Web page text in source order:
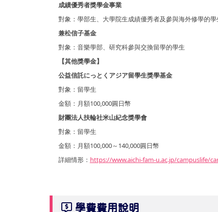
成績優秀者獎學金事業
對象：學部生、大學院生成績優秀者及參與海外修學的學
兼松信子基金
對象：音樂學部、研究科參與交換留學的學生
【其他獎學金】
公益信託にっとくアジア留學生獎學基金
對象：留學生
金額：月額100,000圓日幣
財團法人扶輪社米山紀念獎學會
對象：留學生
金額：月額100,000～140,000圓日幣
詳細情形： https://www.aichi-fam-u.ac.jp/campuslife/
學費費用說明